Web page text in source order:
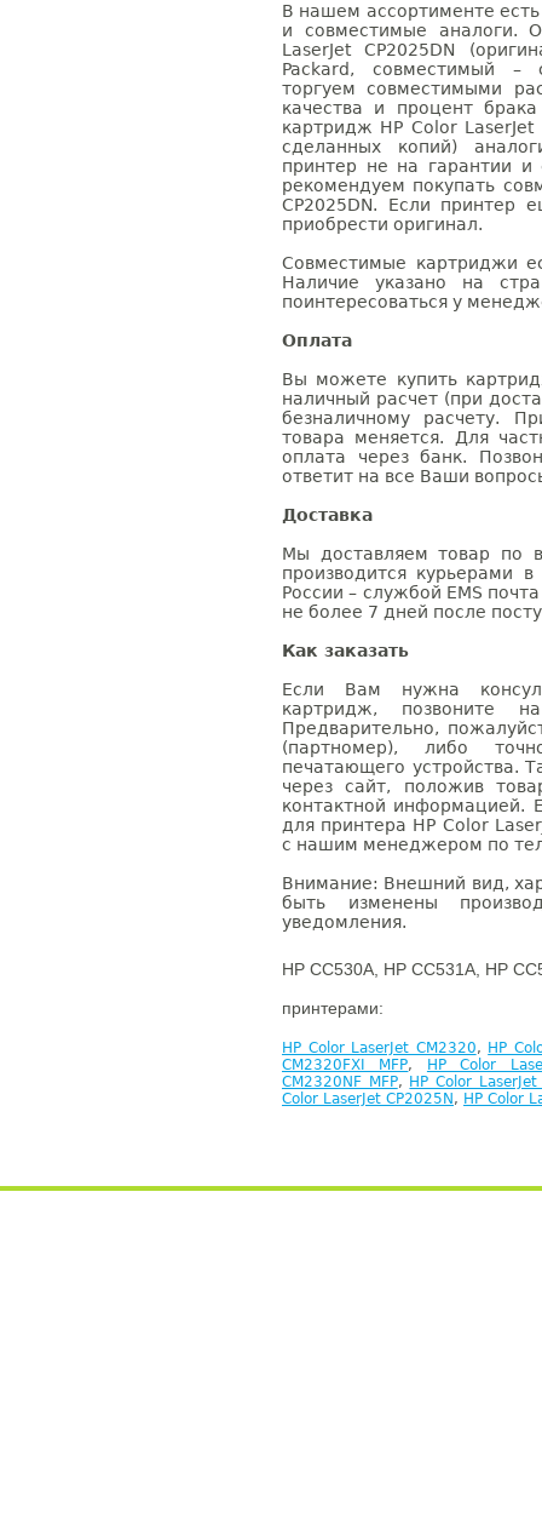
В нашем ассортименте
и совместимые аналоги.
LaserJet CP2025DN
Packard, совместимый –
торгуем совместимыми
качества и процент
картридж HP Color LaserJet
сделанных копий)
принтер не на гарантии
рекомендуем покупать
CP2025DN. Если принтер
приобрести оригинал.
Совместимые картриджи
Наличие указано на
поинтересоваться у
Оплата
Вы можете купить
наличный расчет (при
безналичному расчету.
товара меняется. Для
оплата через банк.
ответит на все Ваши
Доставка
Мы доставляем товар по
производится курьерами
России – службой EMS
не более 7 дней после
Как заказать
Если Вам нужна
картридж, позвоните
Предварительно,
(партномер), либо
печатающего устройства.
через сайт, положив
контактной информацией.
для принтера HP Color
с нашим менеджером по
Внимание: Внешний вид,
быть изменены
уведомления.
HP CC530A, HP CC531A, HP
принтерами:
HP Color LaserJet CM2320, HP
CM2320FXI MFP,
HP Color
CM2320NF MFP, HP Color
Color LaserJet CP2025N , HP Color